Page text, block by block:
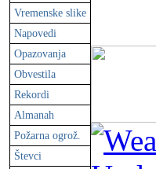
Vremenske slike
Napovedi
Opazovanja
Obvestila
Rekordi
Almanah
Požarna ogrož.
Števci